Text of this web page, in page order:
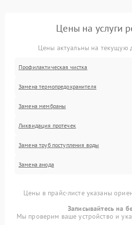
Цены на услуги
Цены актуальны на текущую
Профилактическая чистка
Замена термопредохранителя
Замена мембраны
Ликвидация протечек
Замена труб поступления воды
Замена анода
Цены в прайс-листе указаны
Записывайтесь на
Мы проверим ваше устройство и